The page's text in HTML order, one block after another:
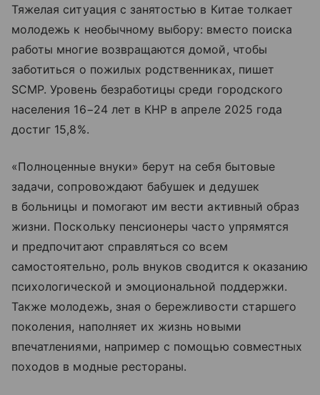
Тяжелая ситуация с занятостью в Китае толкает
молодежь к необычному выбору: вместо поиска
работы многие возвращаются домой, чтобы
заботиться о пожилых родственниках, пишет
SCMP. Уровень безработицы среди городского
населения 16−24 лет в КНР в апреле 2025 года
достиг 15,8%.
«Полноценные внуки» берут на себя бытовые
задачи, сопровождают бабушек и дедушек
в больницы и помогают им вести активный образ
жизни. Поскольку пенсионеры часто упрямятся
и предпочитают справляться со всем
самостоятельно, роль внуков сводится к оказанию
психологической и эмоциональной поддержки.
Также молодежь, зная о бережливости старшего
поколения, наполняет их жизнь новыми
впечатлениями, например с помощью совместных
походов в модные рестораны.